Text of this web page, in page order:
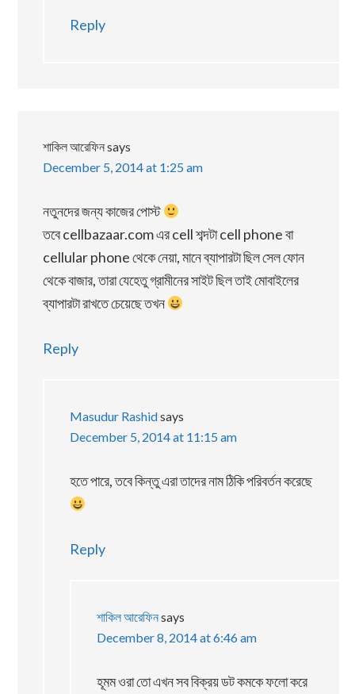
Reply
শাকিল আরেফিনsays
December 5, 2014 at 1:25 am
নতুনদের জন্য কাজের পোস্ট
তবে cellbazaar.com এর cell শব্দটা cell phone বা
cellular phone থেকে নেয়া, মানে ব্যাপারটা ছিল সেল ফোন
থেকে বাজার, তারা যেহেতু গ্রামীনের সাইট ছিল তাই মোবাইলের
ব্যাপারটা রাখতে চেয়েছে তখন
Reply
Masudur Rashidsays
December 5, 2014 at 11:15 am
হতে পারে, তবে কিন্তু এরা তাদের নাম ঠিকি পরিবর্তন করেছে
Reply
শাকিল আরেফিনsays
December 8, 2014 at 6:46 am
হূমম ওরা তো এখন সব বিক্রয় ডট কমকে ফলো করে